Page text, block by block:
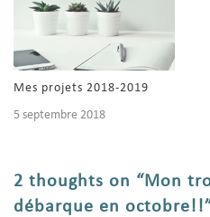
Mes projets 2018-2019
5 septembre 2018
2 thoughts on “Mon
débarque en